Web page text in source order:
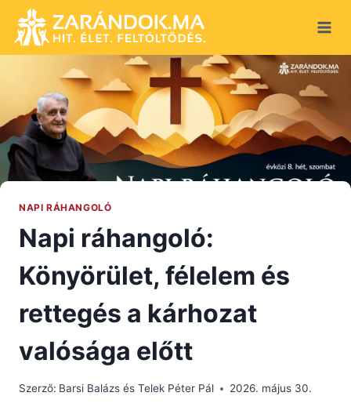
content
NAPI RÁHANGOLÓ
Napi ráhangoló:
Könyörület, félelem és
rettegés a kárhozat
valósága előtt
Szerző: Barsi Balázs és Telek Péter Pál 2026. május 30.